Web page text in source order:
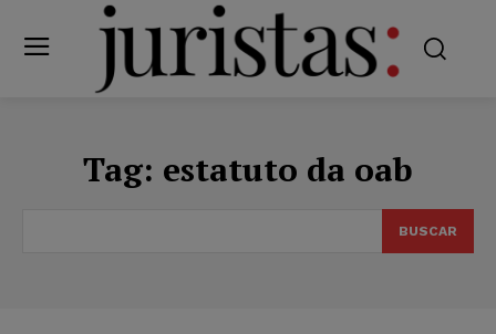
Tag: estatuto da oab
BUSCAR